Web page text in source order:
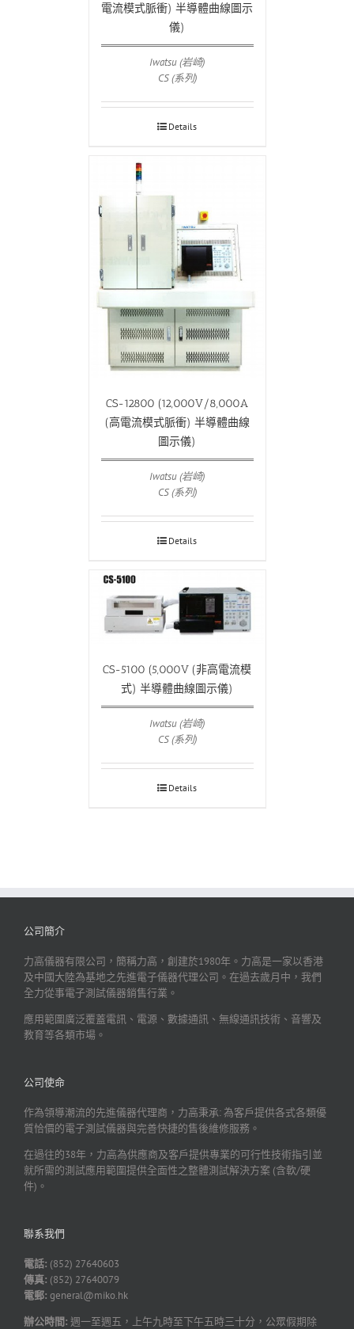
電流模式脈衝) 半導體曲線圖示
儀)
Iwatsu (岩崎)
CS (系列)
Details
CS-12800 (12,000V/8,000A
(高電流模式脈衝) 半導體曲線
圖示儀)
Iwatsu (岩崎)
CS (系列)
Details
CS-5100 (5,000V (非高電流模
式) 半導體曲線圖示儀)
Iwatsu (岩崎)
CS (系列)
Details
公司簡介
力高儀器有限公司，簡稱力高，創建於1980年。力高是一家以香港
及中國大陸為基地之先進電子儀器代理公司。在過去歲月中，我們
全力從事電子測試儀器銷售行業。
應用範圍廣泛覆蓋電訊、電源、數據通訊、無線通訊技術、音響及
教育等各類市場。
公司使命
作為領導潮流的先進儀器代理商，力高秉承: 為客戶提供各式各類優
質恰價的電子測試儀器與完善快捷的售後維修服務。
在過往的38年，力高為供應商及客戶提供專業的可行性技術指引並
就所需的測試應用範圍提供全面性之整體測試解決方案 (含軟/硬
件)。
聯系我們
電話: (852) 27640603
傳真: (852) 27640079
電郵: general@miko.hk
辦公時間: 週一至週五，上午九時至下午五時三十分，公眾假期除